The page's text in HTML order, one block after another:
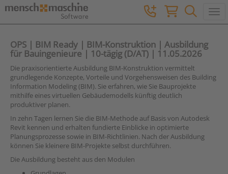
OPS | BIM Ready | BIM-Konstruktion | Ausbildung
für Bauingenieure | 10-tägig (D/AT) | 11.05.2026
Die praxisorientierte Ausbildung BIM-Konstruktion vermittelt
grundlegende Konzepte, Vorteile und Vorgehensweisen des Building
Information Modeling (BIM). Sie erfahren, wie Sie Bauprojekte
mithilfe eines virtuellen Gebäudemodells künftig deutlich
produktiver planen.
In zehn Tagen lernen Sie die BIM-Methode auf Basis von Autodesk
Revit kennen und erhalten fundierte Einblicke in optimierte
Planungsprozesse sowie in BIM-Richtlinien. Nach der Ausbildung
können Sie kleinere BIM-Projekte selbst durchführen.
Die Ausbildung besteht aus den Modulen